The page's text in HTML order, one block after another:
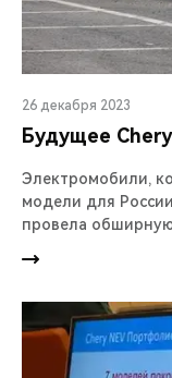
26 декабря 2023
Будущее
Электромобили,
модели для
провела